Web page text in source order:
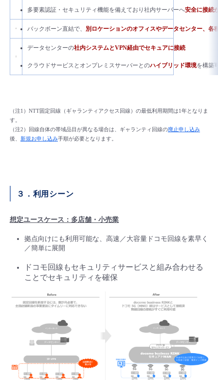
多要素認証・セキュリティ機能を備えており社内サーバーへ安全に接続
バックボーン直結で、 別ロケーションのオフィスやデータセンター、各
データセンターの社内システムとVPN経由でセキュアに接続
クラウドサービスとオンプレミスサーバーとのハイブリッド環境を構築
（注1）NTT固定回線（ギャランティアクセス回線 ）の最低利用期間は1年となりま
す。
（注2）回線自体の帯域品目が異なる場合は、ギャランティ回線の廃止申し込み
後、 新規お申し込み手順が必要となります。
３．利用シーン
想定ユースケース：多店舗・小売業
拠点向けにも利用可能な、高速／大容量ドコモ回線を素早く
／簡単に展開
ドコモ回線もセキュリティサービスと組み合わせる
ことでセキュリティを確保